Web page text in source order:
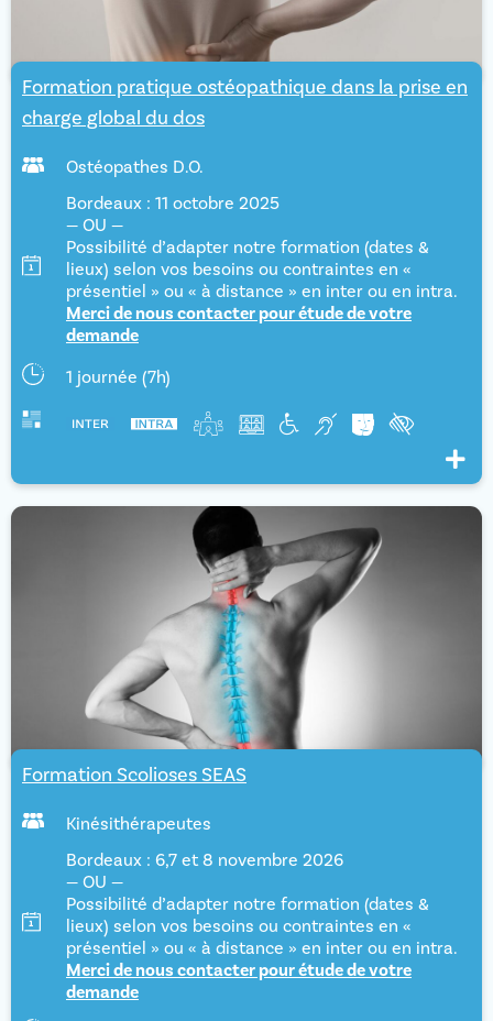
Formation pratique ostéopathique dans la prise en
charge global du dos
Ostéopathes D.O.
Bordeaux : 11 octobre 2025
— OU —
Possibilité d’adapter notre formation (dates &
lieux) selon vos besoins ou contraintes en «
présentiel » ou « à distance » en inter ou en intra.
Merci de nous contacter pour étude de votre
demande
1 journée (7h)
Voir
Formation Scolioses SEAS
Kinésithérapeutes
Bordeaux : 6,7 et 8 novembre 2026
— OU —
Possibilité d’adapter notre formation (dates &
lieux) selon vos besoins ou contraintes en «
présentiel » ou « à distance » en inter ou en intra.
Merci de nous contacter pour étude de votre
demande